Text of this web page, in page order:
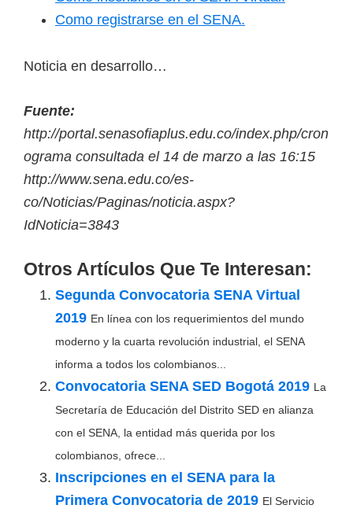
Como registrarse en el SENA.
Noticia en desarrollo…
Fuente:
http://portal.senasofiaplus.edu.co/index.php/cron
ograma consultada el 14 de marzo a las 16:15
http://www.sena.edu.co/es-
co/Noticias/Paginas/noticia.aspx?
IdNoticia=3843
Otros Artículos Que Te Interesan:
Segunda Convocatoria SENA Virtual
2019 En línea con los requerimientos del mundo
moderno y la cuarta revolución industrial, el SENA
informa a todos los colombianos...
Convocatoria SENA SED Bogotá 2019 La
Secretaría de Educación del Distrito SED en alianza
con el SENA, la entidad más querida por los
colombianos, ofrece...
Inscripciones en el SENA para la
Primera Convocatoria de 2019 El Servicio